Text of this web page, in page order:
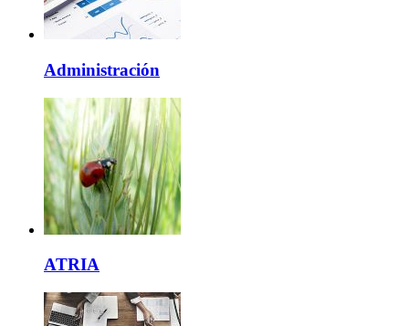
Administración
ATRIA